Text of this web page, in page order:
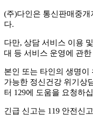
(주)다인은 통신판매중개
다.
다만, 상담 서비스 이용
대 등 서비스 운영에 관
본인 또는 타인의 생명이
가능한 정신건강 위기상
터 129에 도움을 요청하
긴급 신고는 119 안전신